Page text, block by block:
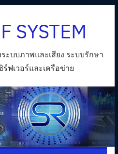
SYSTEM
ะบบภาพและเสียง ระบบรักษา
ฟเวอร์และเครือข่าย